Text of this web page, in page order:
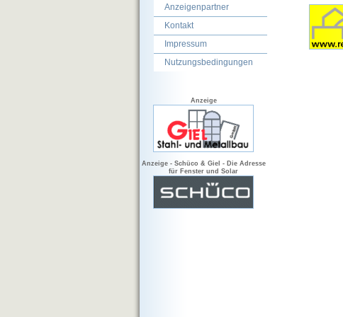
Anzeigenpartner
Kontakt
Impressum
Nutzungsbedingungen
Anzeige
Anzeige - Schüco & Giel - Die Adresse
für Fenster und Solar